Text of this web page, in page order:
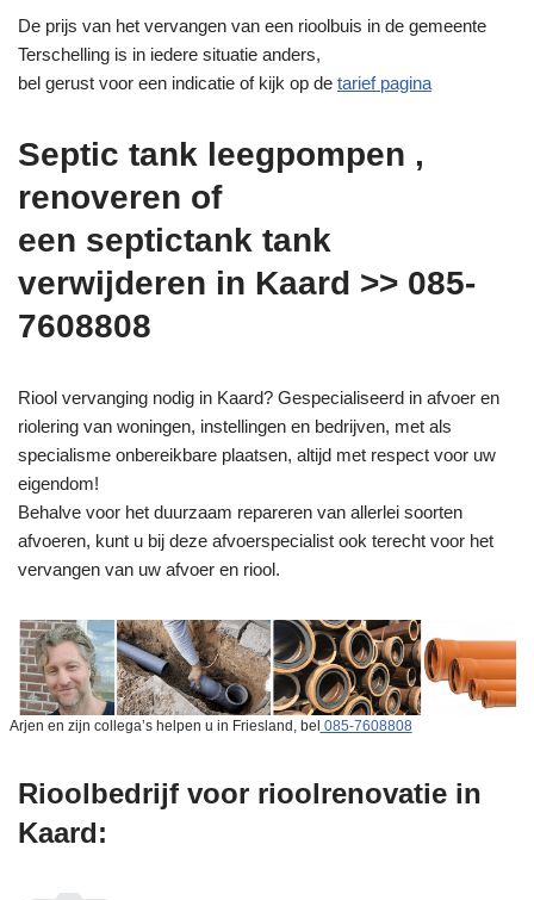
De prijs van het vervangen van een rioolbuis in de gemeente
Terschelling is in iedere situatie anders,
bel gerust voor een indicatie of kijk op de tarief pagina
Septic tank leegpompen ,
renoveren of
een septictank tank
verwijderen in Kaard >> 085-
7608808
Riool vervanging nodig in Kaard? Gespecialiseerd in afvoer en
riolering van woningen, instellingen en bedrijven, met als
specialisme onbereikbare plaatsen, altijd met respect voor uw
eigendom!
Behalve voor het duurzaam repareren van allerlei soorten
afvoeren, kunt u bij deze afvoerspecialist ook terecht voor het
vervangen van uw afvoer en riool.
Arjen en zijn collega’s helpen u in Friesland, bel 085-7608808
Rioolbedrijf voor rioolrenovatie in
Kaard: